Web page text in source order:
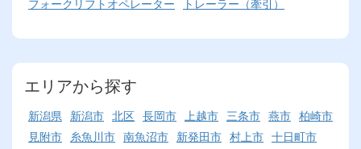
フォークリフトオペレーター
トレーラー（牽引）
エリアから探す
新潟県 新潟市 北区 長岡市 上越市 三条市 燕市 柏崎市
見附市 糸魚川市 南魚沼市 新発田市 村上市 十日町市